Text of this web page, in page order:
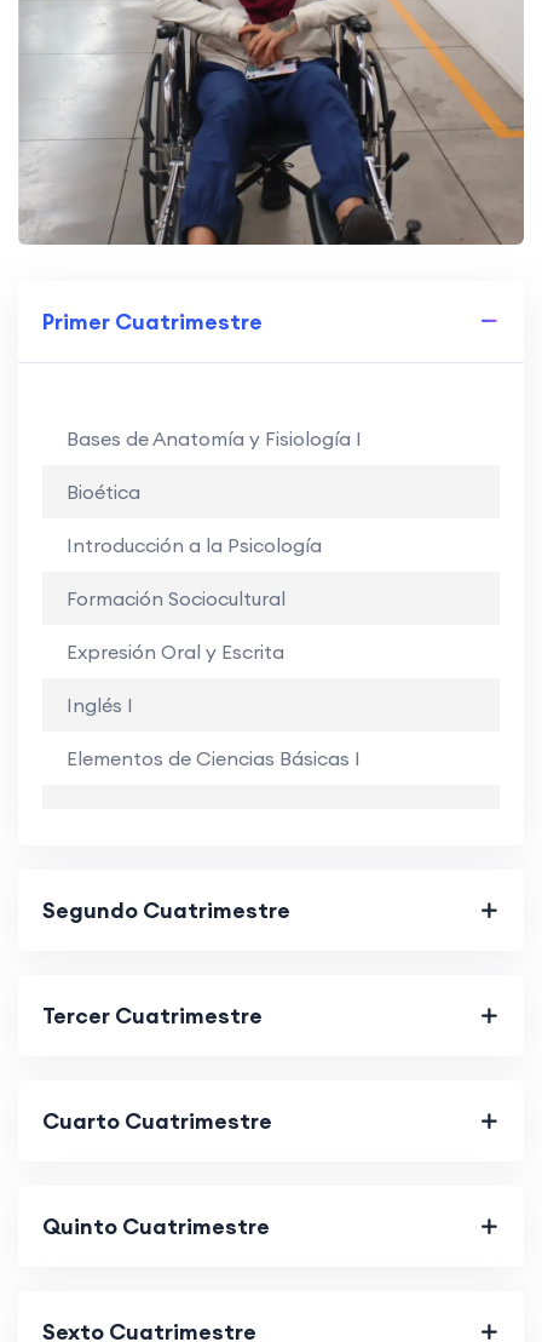
Primer Cuatrimestre
Bases de Anatomía y Fisiología I
Bioética
Introducción a la Psicología
Formación Sociocultural
Expresión Oral y Escrita
Inglés I
Elementos de Ciencias Básicas I
Segundo Cuatrimestre
Tercer Cuatrimestre
Cuarto Cuatrimestre
Quinto Cuatrimestre
Sexto Cuatrimestre